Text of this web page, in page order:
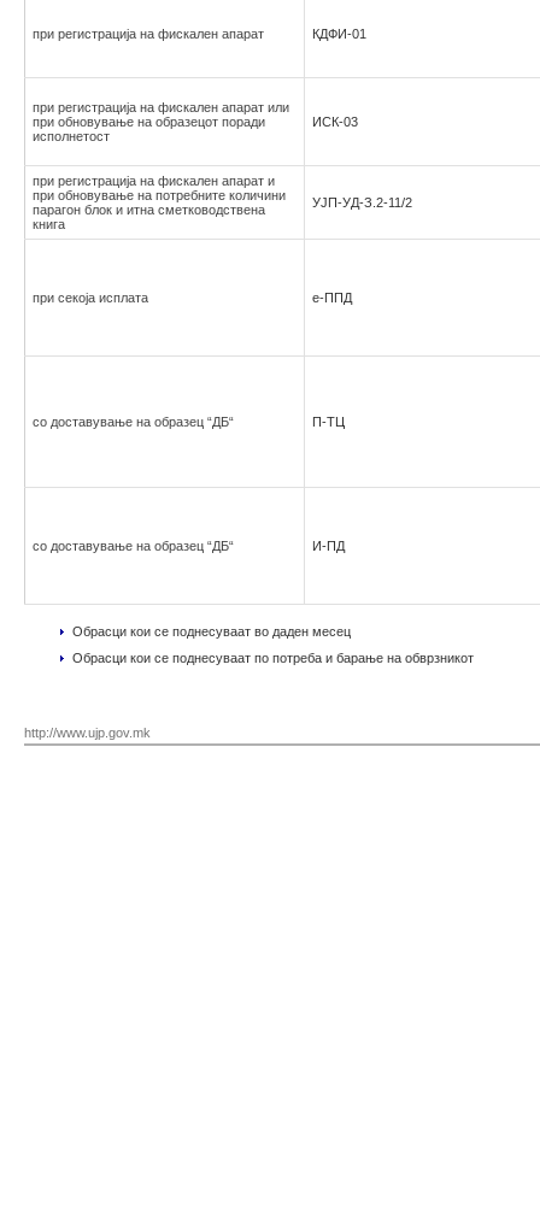
при регистрација на фискален апарат КДФИ-01
при регистрација на фискален апарат или
при обновување на образецот поради
исполнетост
ИСК-03
при регистрација на фискален апарат и
при обновување на потребните количини
парагон блок и итна сметководствена
книга
УЈП-УД-З.2-11/2
при секоја исплата е-ППД
со доставување на образец “ДБ“ П-ТЦ
со доставување на образец “ДБ“ И-ПД
Обрасци кои се поднесуваат во даден месец
Обрасци кои се поднесуваат по потреба и барање на обврзникот
http://www.ujp.gov.mk